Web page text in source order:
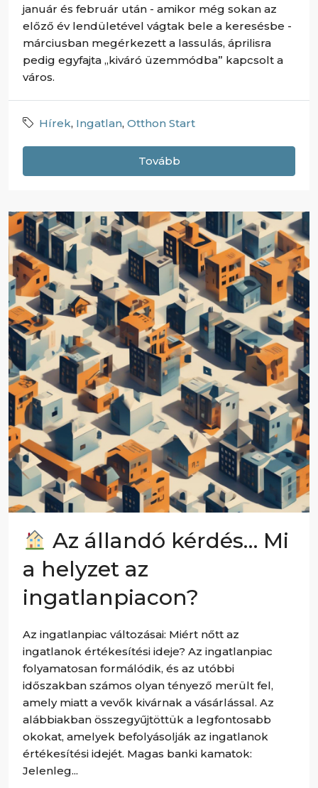
január és február után - amikor még sokan az
előző év lendületével vágtak bele a keresésbe -
márciusban megérkezett a lassulás, áprilisra
pedig egyfajta „kiváró üzemmódba” kapcsolt a
város.
Hírek, Ingatlan, Otthon Start
Tovább
Az állandó kérdés… Mi
a helyzet az
ingatlanpiacon?
Az ingatlanpiac változásai: Miért nőtt az
ingatlanok értékesítési ideje? Az ingatlanpiac
folyamatosan formálódik, és az utóbbi
időszakban számos olyan tényező merült fel,
amely miatt a vevők kivárnak a vásárlással. Az
alábbiakban összegyűjtöttük a legfontosabb
okokat, amelyek befolyásolják az ingatlanok
értékesítési idejét. Magas banki kamatok:
Jelenleg...